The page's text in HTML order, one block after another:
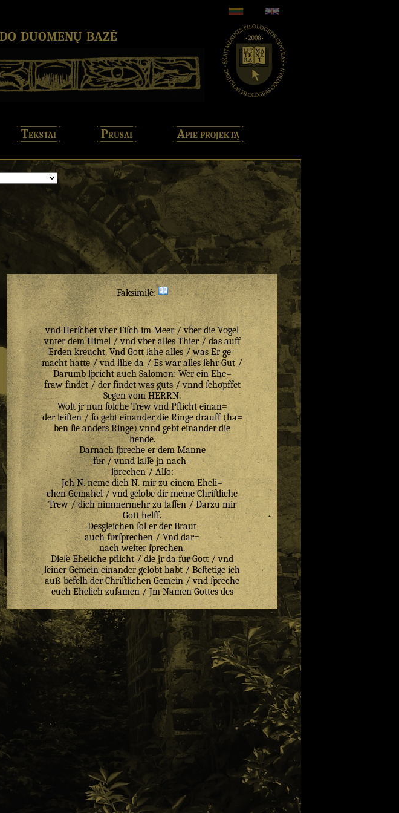
duomenų bazė
Tekstai Prūsai Apie projektą
Faksimilė:
vnd Herſchet vber Fiſch im Meer / vber die Voͤgel
vnter dem Himel / vnd vber alles Thier / das auff
Erden kreucht. Vnd Gott ſahe alles / was Er ge=
macht hatte / vnd ſihe da / Es war alles ſehr Gut /
Darumb ſpricht auch Salomon: Wer ein Ehe=
fraw findet / der findet was guts / vnnd ſchoͤpffet
Segen vom HERRN.
Wolt jr nun ſolche Trew vnd Pflicht einan=
der leiſten / ſo gebt einander die Ringe drauff (ha=
ben ſie anders Ringe) vnnd gebt einander die
hende.
Darnach ſpreche er dem Manne
fuͤr / vnnd laſſe jn nach=
ſprechen / Alſo:
Jch N. neme dich N. mir zu einem Eheli=
chen Gemahel / vnd gelobe dir meine Chriſtliche
Trew / dich nimmermehr zu laſſen / Darzu mir
Gott helff.
Desgleichen ſol er der Braut
auch fuͤrſprechen / Vnd dar=
nach weiter ſprechen.
Dieſe Eheliche pflicht / die jr da fuͤr Gott / vnd
ſeiner Gemein einander gelobt habt / Beſtetige ich
auß befelh der Chriſtlichen Gemein / vnd ſpreche
euch Ehelich zuſamen / Jm Namen Gottes des